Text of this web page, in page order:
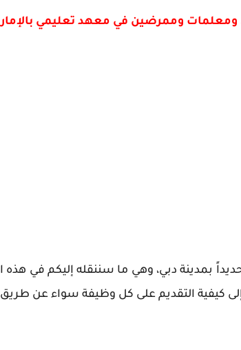
وممرضين في معهد تعليمي
بمدينة دبي، وهي ما سننقله إليكم في
كيفية التقديم على كل وظيفة سواء عن